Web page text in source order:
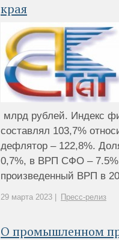
края
млрд рублей. Индекс
составлял 103,7%
дефлятор – 122,8%.
0,7%, в ВРП СФО –
произведенный ВРП в
29 марта 2023 | Пресс-релиз
О промышленном